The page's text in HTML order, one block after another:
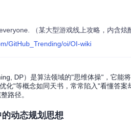
（某大型游戏线上攻略，内含炫
GitHub_Trending/oi/OI-wiki
DP）是算法领域的"思维体操"，它能
化"等概念如同天书，常常陷入"看懂答
路径。
动态规划思想